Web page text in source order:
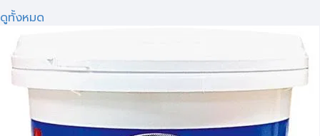
ดูทั้งหมด